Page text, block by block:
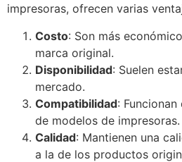
impresoras, ofrecen varias
Costo: Son más
marca original.
Disponibilidad: Suelen
mercado.
Compatibilidad:
de modelos de impresoras.
Calidad: Mantienen una
a la de los productos